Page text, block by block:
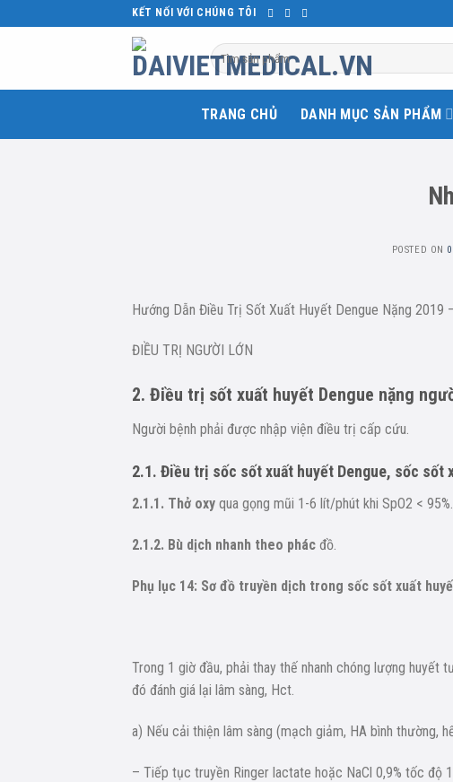
to
KẾT NỐI VỚI CHÚNG TÔI
Tìm
kiếm:
TRANG CHỦ DANH MỤC SẢN PHẨM
POSTED ON
Hướng Dẫn Điều Trị Sốt Xuất Huyết Dengue Nặng 2019
ĐIỀU TRỊ NGƯỜI LỚN
2. Điều trị sốt xuất huyết Dengue nặng
Người bệnh phải được nhập viện điều trị cấp cứu.
2.1. Điều trị sốc sốt xuất huyết Dengue, sốc sốt
2.1.1. Thở oxy qua gọng mũi 1-6 lít/phút khi SpO2 < 95%.
2.1.2. Bù dịch nhanh theo phác đồ.
Phụ lục 14: Sơ đồ truyền dịch trong sốc sốt xuất
Trong 1 giờ đầu, phải thay thế nhanh chóng lượng
đó đánh giá lại lâm sàng, Hct.
a) Nếu cải thiện lâm sàng (mạch giảm, HA bình thường,
– Tiếp tục truyền Ringer lactate hoặc NaCl 0,9% tốc độ